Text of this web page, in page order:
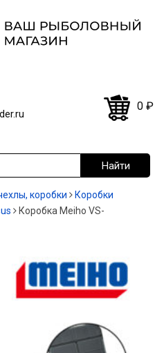
0 ₽
коробки
Коробки
Коробка Meiho VS-